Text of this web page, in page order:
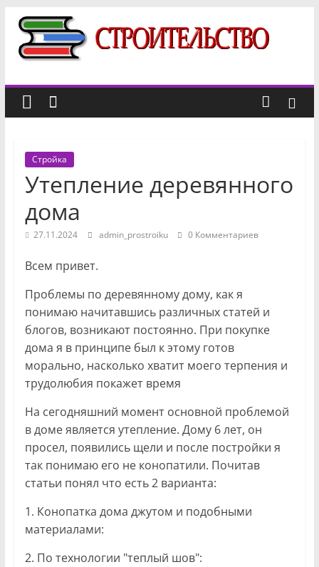
Перейти
содержимому
Строительный
портал
факты
строительстве
Стройка
Утепление деревянного
дома
27.11.2024 admin_prostroiku 0 Комментариев
Всем привет.
Проблемы по деревянному дому, как я
понимаю начитавшись различных статей и
блогов, возникают постоянно. При покупке
дома я в принципе был к этому готов
морально, насколько хватит моего терпения и
трудолюбия покажет время
На сегодняшний момент основной проблемой
в доме является утепление. Дому 6 лет, он
просел, появились щели и после постройки я
так понимаю его не конопатили. Почитав
статьи понял что есть 2 варианта:
1. Конопатка дома джутом и подобными
материалами:
2. По технологии "теплый шов":